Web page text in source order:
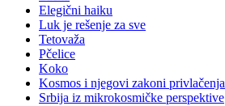
Elegični haiku
Luk je rešenje za sve
Tetovaža
Pčelice
Koko
Kosmos i njegovi zakoni privlačenja
Srbija iz mikrokosmičke perspektive